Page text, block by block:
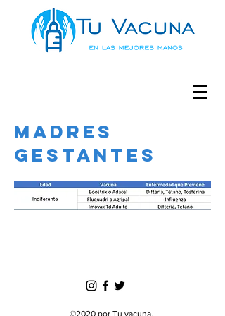
MADRES
GESTANTES
©2020 por Tu vacuna.